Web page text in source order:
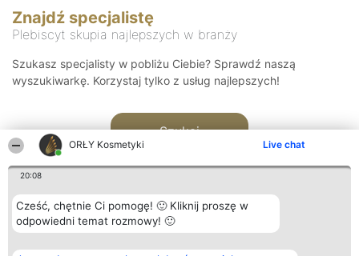
ORŁY Kosmetyki Live chat
20:08
Cześć, chętnie Ci pomogę! 🙂 Kliknij proszę w
odpowiedni temat rozmowy! 🙂
Znajdź specjalistę
Plebiscyt skupia najlepszych w branży
Szukasz specjalisty w pobliżu Ciebie? Sprawdź naszą
wyszukiwarkę. Korzystaj tylko z usług najlepszych!
Szukaj
Organizator plebiscytu Plebiscyt Blog Kontakt